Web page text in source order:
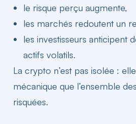
le risque perçu augmente,
les marchés redoutent un
les investisseurs anticipent
actifs volatils.
La crypto n’est pas isolée :
mécanique que l’ensemble
risquées.